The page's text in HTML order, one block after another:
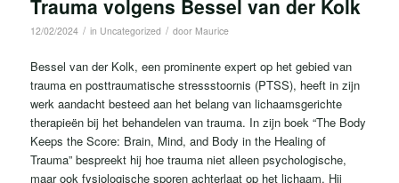
Trauma volgens Bessel van der Kolk
12/02/2024 / in Uncategorized / door Maurice
Bessel van der Kolk, een prominente expert op het gebied van
trauma en posttraumatische stressstoornis (PTSS), heeft in zijn
werk aandacht besteed aan het belang van lichaamsgerichte
therapieën bij het behandelen van trauma. In zijn boek “The Body
Keeps the Score: Brain, Mind, and Body in the Healing of
Trauma” bespreekt hij hoe trauma niet alleen psychologische,
maar ook fysiologische sporen achterlaat op het lichaam. Hij